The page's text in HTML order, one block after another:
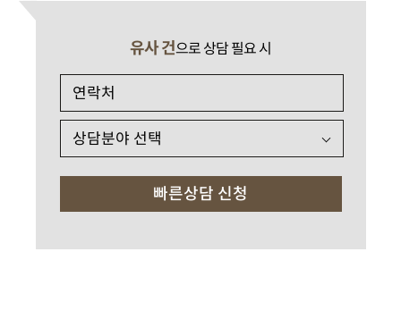
유사 건으로 상담 필요 시